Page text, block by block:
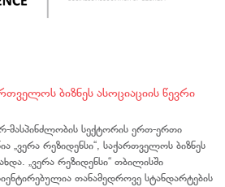
ბიზნეს ასოციაციის წევრი
მასპინძლობის სექტორის ერთ-ერთი
„ვერა რეზიდენსი“, საქართველოს ბიზნეს
„ვერა რეზიდენსი“ თბილისში
თანამედროვე სტანდარტების